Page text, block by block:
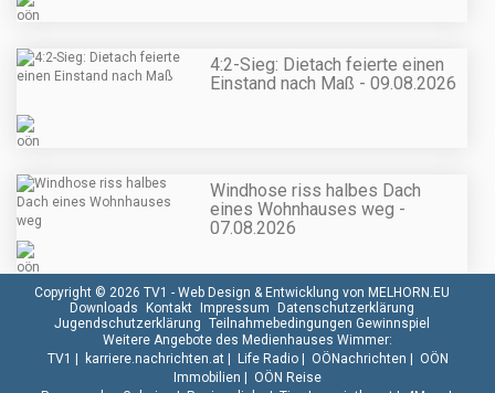
4:2-Sieg: Dietach feierte einen
Einstand nach Maß - 09.08.2026
Windhose riss halbes Dach
eines Wohnhauses weg -
07.08.2026
Copyright © 2026 TV1 - Web Design & Entwicklung von MELHORN.EU
Downloads
Kontakt Impressum
Datenschutzerklärung
Jugendschutzerklärung Teilnahmebedingungen Gewinnspiel
Weitere Angebote des Medienhauses Wimmer:
TV1
karriere.nachrichten.at| Life Radio| OÖNachrichten
OÖN
Immobilien
OÖN Reise